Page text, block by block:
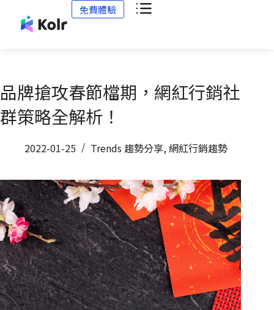
免費體驗
品牌搶攻春節檔期，網紅行銷社
群策略全解析！
2022-01-25 Trends 趨勢分享,網紅行銷趨勢